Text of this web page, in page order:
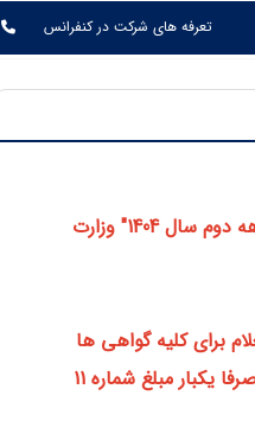
تعرفه های شرکت در کنفرانس
* هزینه ها طبق بخشنامه مصوب "شرکت در کنفرانسهای علمی ملی و بین المللی ، شش ماهه دوم سال 1404" وزارت
برای کلیه گواهی ها
می باشد و در صورت نیاز به دریافت نسخه فیزیکی گواهی مقالات و گواهی های انتخابی، صرفا یکبار مبلغ شماره 11